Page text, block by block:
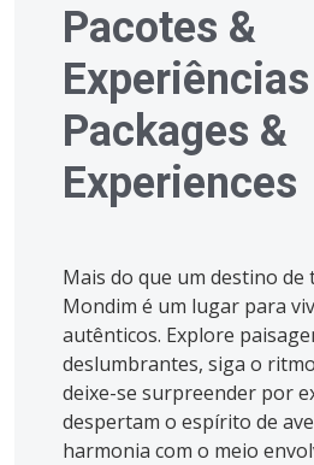
Pacotes &
Experiências
Packages &
Experiences
Mais do que um destino de
Mondim é um lugar para
autênticos. Explore
deslumbrantes, siga o
deixe-se surpreender por
despertam o espírito de
harmonia com o meio